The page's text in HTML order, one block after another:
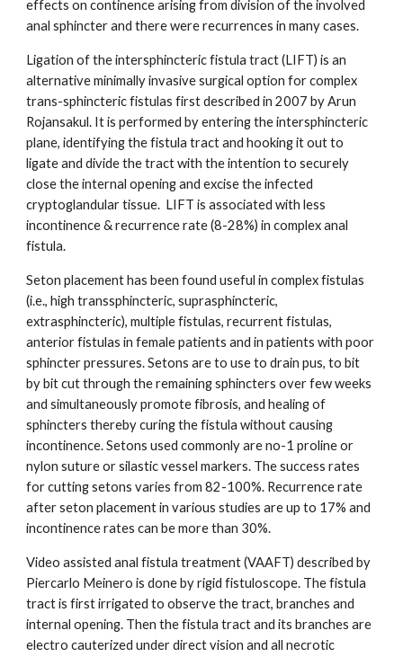
effects on continence arising from division of the involved
anal sphincter and there were recurrences in many cases.
Ligation of the intersphincteric fistula tract (LIFT) is an
alternative minimally invasive surgical option for complex
trans-sphincteric fistulas first described in 2007 by Arun
Rojansakul. It is performed by entering the intersphincteric
plane, identifying the fistula tract and hooking it out to
ligate and divide the tract with the intention to securely
close the internal opening and excise the infected
cryptoglandular tissue. LIFT is associated with less
incontinence & recurrence rate (8-28%) in complex anal
fistula.
Seton placement has been found useful in complex fistulas
(i.e., high transsphincteric, suprasphincteric,
extrasphincteric), multiple fistulas, recurrent fistulas,
anterior fistulas in female patients and in patients with poor
sphincter pressures. Setons are to use to drain pus, to bit
by bit cut through the remaining sphincters over few weeks
and simultaneously promote fibrosis, and healing of
sphincters thereby curing the fistula without causing
incontinence. Setons used commonly are no-1 proline or
nylon suture or silastic vessel markers. The success rates
for cutting setons varies from 82-100%. Recurrence rate
after seton placement in various studies are up to 17% and
incontinence rates can be more than 30%.
Video assisted anal fistula treatment (VAAFT) described by
Piercarlo Meinero is done by rigid fistuloscope. The fistula
tract is first irrigated to observe the tract, branches and
internal opening. Then the fistula tract and its branches are
electro cauterized under direct vision and all necrotic